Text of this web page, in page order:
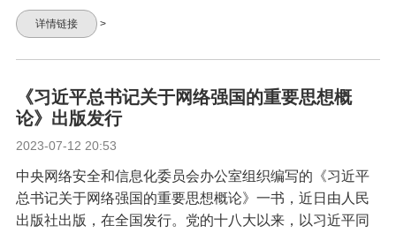
详情链接 >
《习近平总书记关于网络强国的重要思想概
论》出版发行
2023-07-12 20:53
中央网络安全和信息化委员会办公室组织编写的《习近平
总书记关于网络强国的重要思想概论》一书，近日由人民
出版社出版，在全国发行。党的十八大以来，以习近平同